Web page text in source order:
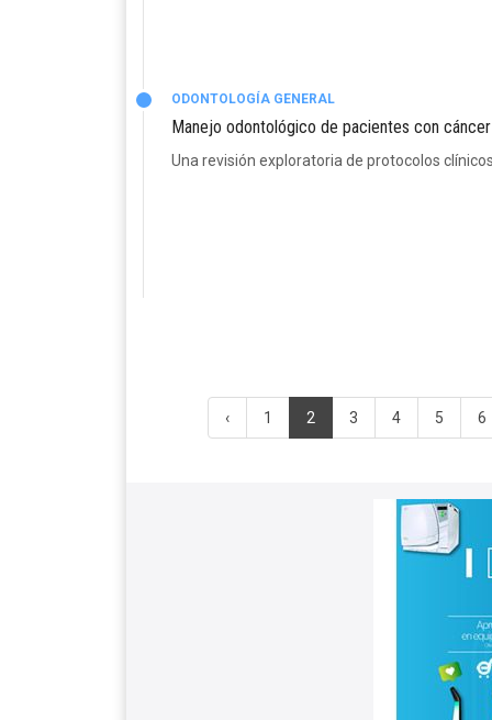
ODONTOLOGÍA GENERAL
Manejo odontológico de pacientes con
Una revisión exploratoria de protocolos
‹ 1 2 3 4 5 6